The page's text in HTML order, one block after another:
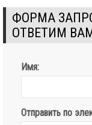
ФОРМА
ОТВЕТИМ
Имя:
Отправить по